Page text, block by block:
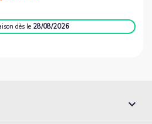
dès le 28/08/2026
